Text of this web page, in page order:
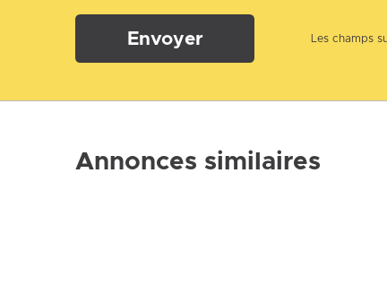
Envoyer Les champs
Annonces similaires